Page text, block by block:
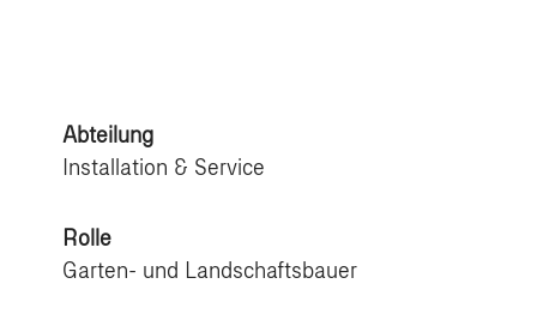
Abteilung
Installation & Service
Rolle
Garten- und Landschaftsbauer